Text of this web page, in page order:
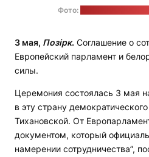
Фото:
3 мая, Позірк. Соглашение о
Европейский парламент и
силы.
Церемония состоялась 3 мая
в эту страну
Тихановской. От
документом, который
намерении сотрудничества”,